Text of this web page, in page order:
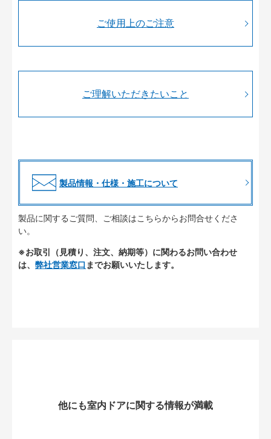
ご使用上のご注意
ご理解いただきたいこと
製品情報・仕様・施工について
製品に関するご質問、ご相談はこちらからお問合せくださ
い。
※お取引（見積り、注文、納期等）に関わるお問い合わせ
は、 弊社営業窓口 までお願いいたします。
他にも室内ドアに関する情報が満載